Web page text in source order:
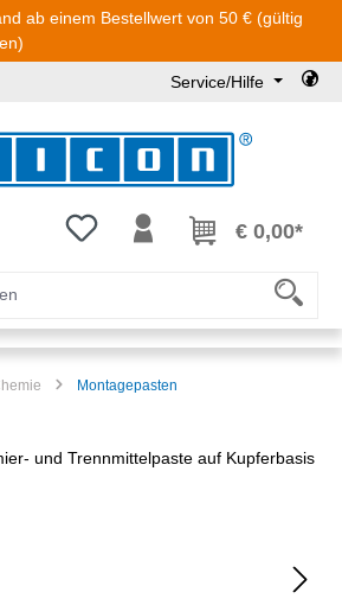
ab einem Bestellwert von 50 € (gültig
Service/Hilfe
Du hast 0 Produkte auf dem
€ 0,00*
Montagepasten